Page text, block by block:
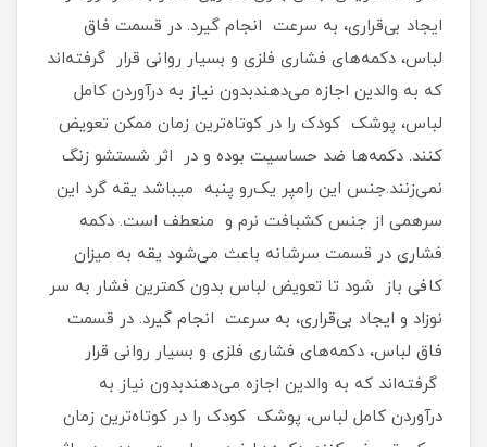
ایجاد بی‌قراری، به سرعت انجام گیرد. در قسمت فاق
لباس، دکمه‌های فشاری فلزی و بسیار روانی قرار گرفته‌اند
که به والدین اجازه می‌دهندبدون نیاز به درآوردن کامل
لباس، پوشک کودک را در کوتاه‌ترین زمان ممکن تعویض
کنند. دکمه‌ها ضد حساسیت بوده و در اثر شستشو زنگ
نمی‌زنند.جنس این رامپر یک‌رو پنبه میباشد یقه گرد این
سرهمی از جنس کشبافت نرم و منعطف است. دکمه
فشاری در قسمت سرشانه باعث می‌شود یقه به میزان
کافی باز شود تا تعویض لباس بدون کمترین فشار به سر
نوزاد و ایجاد بی‌قراری، به سرعت انجام گیرد. در قسمت
فاق لباس، دکمه‌های فشاری فلزی و بسیار روانی قرار
گرفته‌اند که به والدین اجازه می‌دهندبدون نیاز به
درآوردن کامل لباس، پوشک کودک را در کوتاه‌ترین زمان